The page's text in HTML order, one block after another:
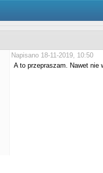
Napisano 18-11-2019, 10:50
A to przepraszam. Nawet nie